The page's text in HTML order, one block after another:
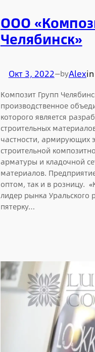
ООО
Челябинск»
Окт 3, 2022—byAlexin
Композит Групп
производственное
которого является
строительных
частности, армирующих
строительной
арматуры и кладочной
материалов.
оптом, так и в розницу.
лидер рынка Уральского
пятерку…